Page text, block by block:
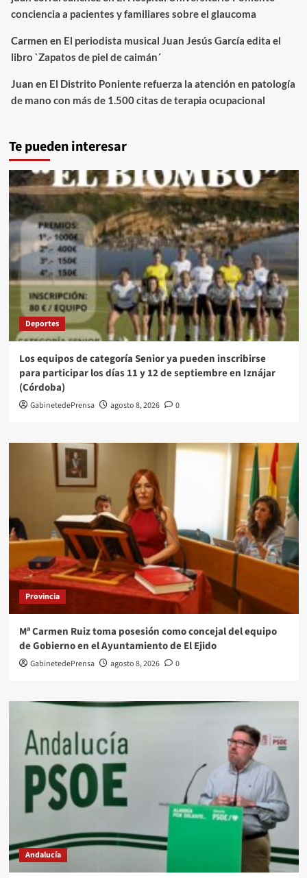
conciencia a pacientes y familiares sobre el glaucoma
Carmen en El periodista musical Juan Jesús García edita el
libro `Zapatos de piel de caimán´
Juan en El Distrito Poniente refuerza la atención en patología
de mano con más de 1.500 citas de terapia ocupacional
Te pueden interesar
Deportes
Los equipos de categoría Senior ya pueden inscribirse
para participar los días 11 y 12 de septiembre en Iznájar
(Córdoba)
GabinetedePrensa agosto 8, 2026 0
Provincia
Mª Carmen Ruiz toma posesión como concejal del equipo
de Gobierno en el Ayuntamiento de El Ejido
GabinetedePrensa agosto 8, 2026 0
Andalucía